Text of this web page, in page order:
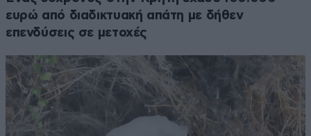
ευρώ από διαδικτυακή απάτη με δήθεν
επενδύσεις σε μετοχές